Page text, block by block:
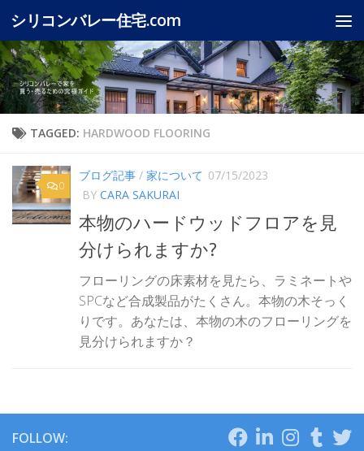
Skip to content
シリコンバレー住宅.com
TAGGED: HARDWOOD FLOORING
0
ブログ記事 / 家について 07/15/2023
BY CARA SAKURAI
本物のハードウッドフロアを見
分けられますか?
フローリングの床素材を見たら、ラミネートや
SPCなど合成製品がたくさん。本物の木そっく
りです。あなたは、本物の木のフローリングを
見分けられますか？
FOLLOW: